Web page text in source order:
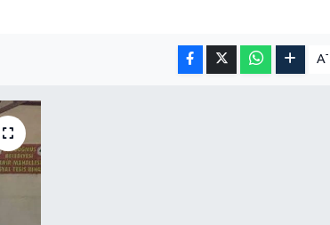
A-